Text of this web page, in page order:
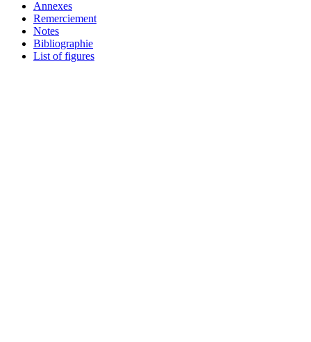
Annexes
Remerciement
Notes
Bibliographie
List of figures